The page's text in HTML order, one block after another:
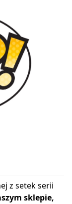
z setek serii
sklepie,